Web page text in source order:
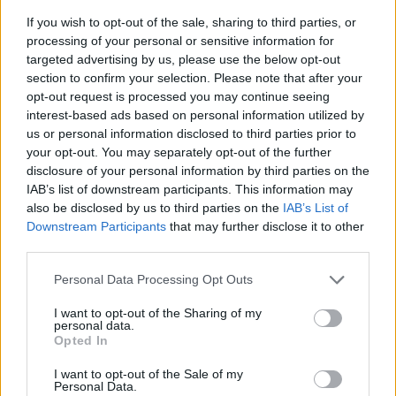
If you wish to opt-out of the sale, sharing to third parties, or
processing of your personal or sensitive information for
targeted advertising by us, please use the below opt-out
section to confirm your selection. Please note that after your
opt-out request is processed you may continue seeing
interest-based ads based on personal information utilized by
us or personal information disclosed to third parties prior to
your opt-out. You may separately opt-out of the further
disclosure of your personal information by third parties on the
IAB’s list of downstream participants. This information may
also be disclosed by us to third parties on the IAB’s List of
Downstream Participants that may further disclose it to other
Please note that this website/app uses one or more Google
not limited to your visit or usage behaviour. You may click to
grant or deny consent to Google and its third-party tags to
use your data for below specified purposes in below Google
consent section.
Personal Data Processing Opt Outs
I want to opt-out of the Sharing of my
personal data.
Opted In
I want to opt-out of the Sale of my
Personal Data.
Címkék: #tom hardy #mobland #gengsztervilág
Hozzászólások